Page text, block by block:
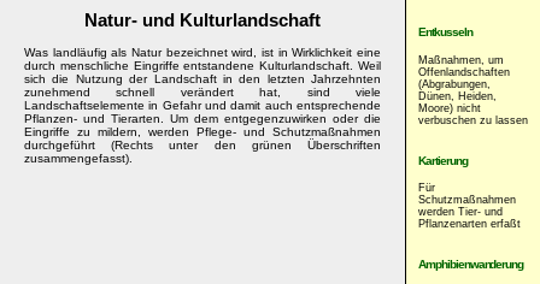
Natur- und Kulturlandschaft
Was landläufig als Natur bezeichnet wird, ist in Wirklichkeit eine
durch menschliche Eingriffe entstandene Kulturlandschaft. Weil
sich die Nutzung der Landschaft in den letzten Jahrzehnten
zunehmend schnell verändert hat, sind viele
Landschaftselemente in Gefahr und damit auch entsprechende
Pflanzen- und Tierarten. Um dem entgegenzuwirken oder die
Eingriffe zu mildern, werden Pflege- und Schutzmaßnahmen
durchgeführt (Rechts unter den grünen Überschriften
zusammengefasst).
Entkusseln
Maßnahmen, um
Offenlandschaften
(Abgrabungen,
Dünen, Heiden,
Moore) nicht
verbuschen zu lassen
Kartierung
Für
Schutzmaßnahmen
werden Tier- und
Pflanzenarten erfaßt
Amphibienwanderung